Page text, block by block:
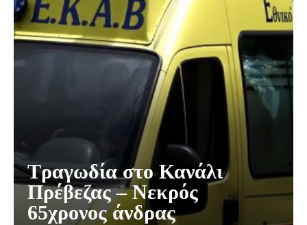
Τραγωδία στο Κανάλι
Πρέβεζας – Νεκρός
65χρονος άνδρας